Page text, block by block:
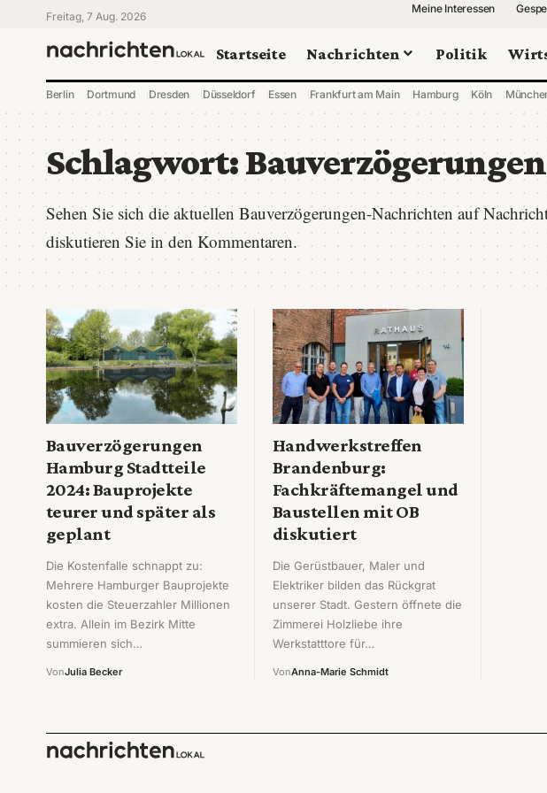
Freitag, 7 Aug. 2026
Meine Interessen
Startseite Nachrichten Politik
Berlin Dortmund Dresden Düsseldorf Essen Frankfurt am Main Hamburg Köln
Schlagwort:Bauverzögerungen
Sehen Sie sich die aktuellen Bauverzögerungen-Nachrichten auf
diskutieren Sie in den Kommentaren.
Bauverzögerungen
Hamburg Stadtteile
2024: Bauprojekte
teurer und später als
geplant
Die Kostenfalle schnappt zu:
Mehrere Hamburger Bauprojekte
kosten die Steuerzahler Millionen
extra. Allein im Bezirk Mitte
summieren sich…
VonJulia Becker
Handwerkstreffen
Brandenburg:
Fachkräftemangel und
Baustellen mit OB
diskutiert
Die Gerüstbauer, Maler und
Elektriker bilden das Rückgrat
unserer Stadt. Gestern öffnete die
Zimmerei Holzliebe ihre
Werkstatttore für…
VonAnna-Marie Schmidt